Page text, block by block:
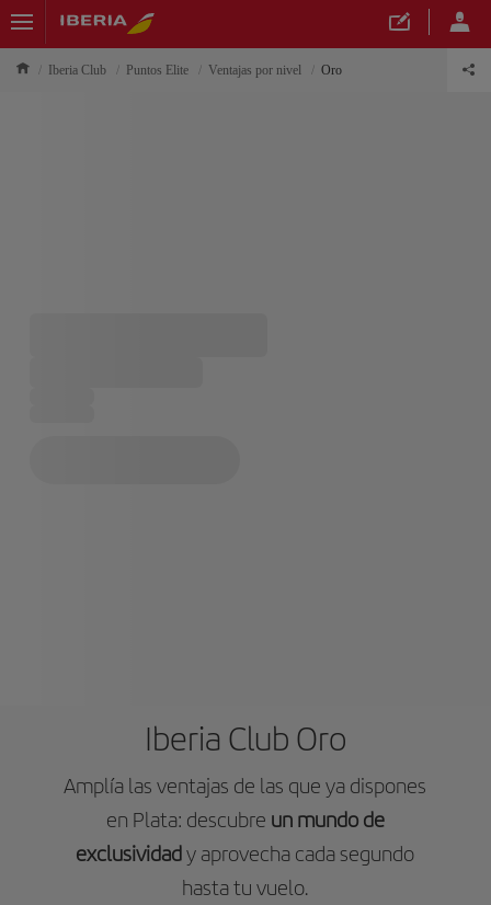
Iberia Club Puntos Elite Ventajas por nivel Oro
Iberia Club Oro
Amplía las ventajas de las que ya dispones
en Plata: descubre un mundo de
exclusividady aprovecha cada segundo
hasta tu vuelo.